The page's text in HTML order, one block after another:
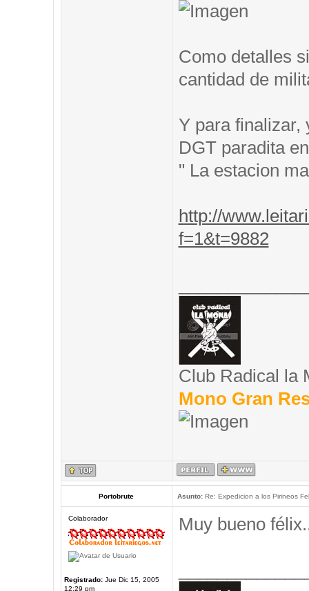
Como detalles
cantidad de
Y para finalizar,
DGT paradita
" La estacion
http://
f=1&t=9882
Club Radical la
Mono Gran
Portobrute Asunto:Re: Expedicion a los Pirineos
Colaborador
Registrado:Jue Dic 15, 2005
12:29 pm
Muy bueno